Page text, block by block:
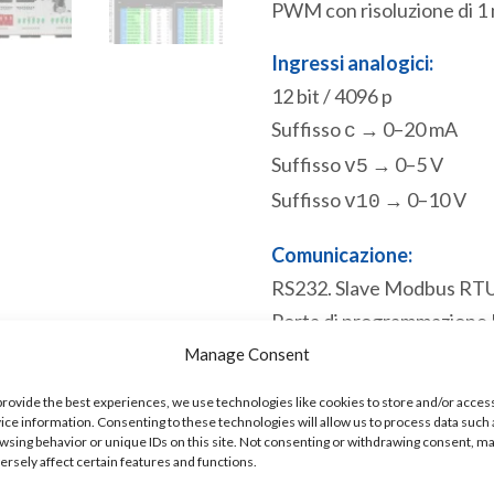
Manage Consent
the best experiences, we use technologies like cookies to store and/or
information. Consenting to these technologies will allow us to process data such
behavior or unique IDs on this site. Not consenting or withdrawing consent,
affect certain features and functions.
PWM con risoluzione di
Ingressi analogici:
12 bit / 4096 p
Suffisso c → 0–20 mA
Suffissov5 → 0–5 V
Suffissov10 → 0–10 V
Comunicazione:
RS232. Slave Modbus
Porta di programmazione
Disponibile
eACE
5150v10
Aggiungi